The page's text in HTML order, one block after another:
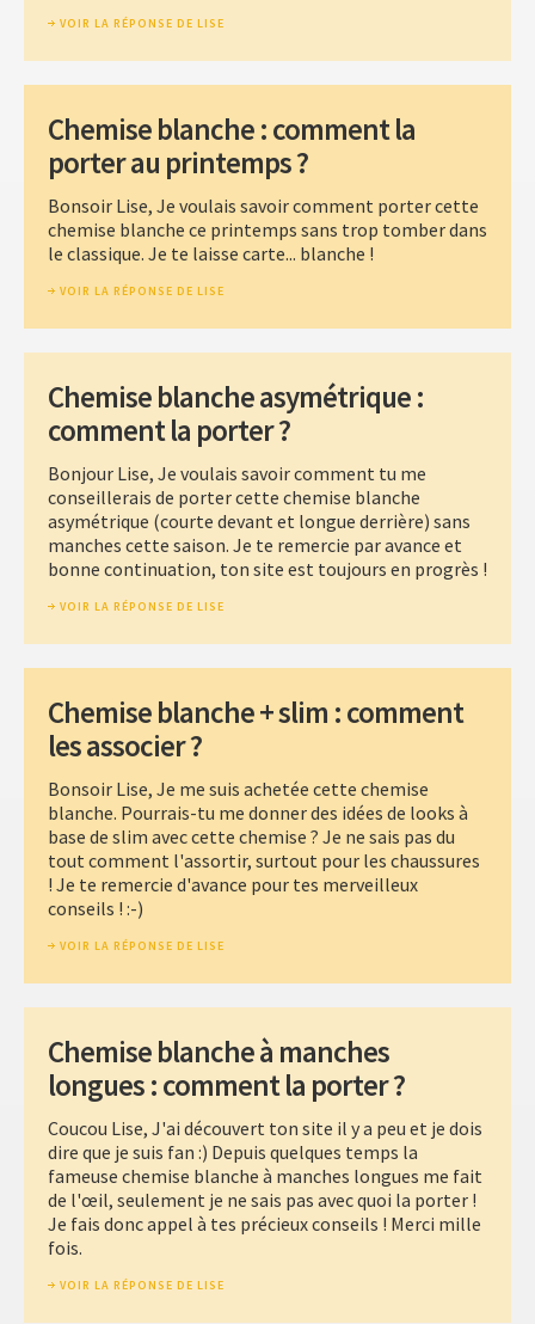
VOIR LA RÉPONSE DE LISE
Chemise blanche : comment la
porter au printemps ?
Bonsoir Lise, Je voulais savoir comment porter cette
chemise blanche ce printemps sans trop tomber dans
le classique. Je te laisse carte... blanche !
VOIR LA RÉPONSE DE LISE
Chemise blanche asymétrique :
comment la porter ?
Bonjour Lise, Je voulais savoir comment tu me
conseillerais de porter cette chemise blanche
asymétrique (courte devant et longue derrière) sans
manches cette saison. Je te remercie par avance et
bonne continuation, ton site est toujours en progrès !
VOIR LA RÉPONSE DE LISE
Chemise blanche + slim : comment
les associer ?
Bonsoir Lise, Je me suis achetée cette chemise
blanche. Pourrais-tu me donner des idées de looks à
base de slim avec cette chemise ? Je ne sais pas du
tout comment l'assortir, surtout pour les chaussures
! Je te remercie d'avance pour tes merveilleux
conseils ! :-)
VOIR LA RÉPONSE DE LISE
Chemise blanche à manches
longues : comment la porter ?
Coucou Lise, J'ai découvert ton site il y a peu et je dois
dire que je suis fan :) Depuis quelques temps la
fameuse chemise blanche à manches longues me fait
de l'œil, seulement je ne sais pas avec quoi la porter !
Je fais donc appel à tes précieux conseils ! Merci mille
fois.
VOIR LA RÉPONSE DE LISE